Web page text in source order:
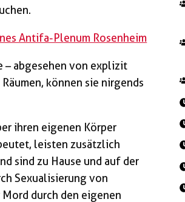
Antifa-Plenum Rosenheim
– abgesehen von explizit
können sie nirgends
ihren eigenen Körper
leisten zusätzlich
sind zu Hause und auf der
Sexualisierung von
durch den eigenen